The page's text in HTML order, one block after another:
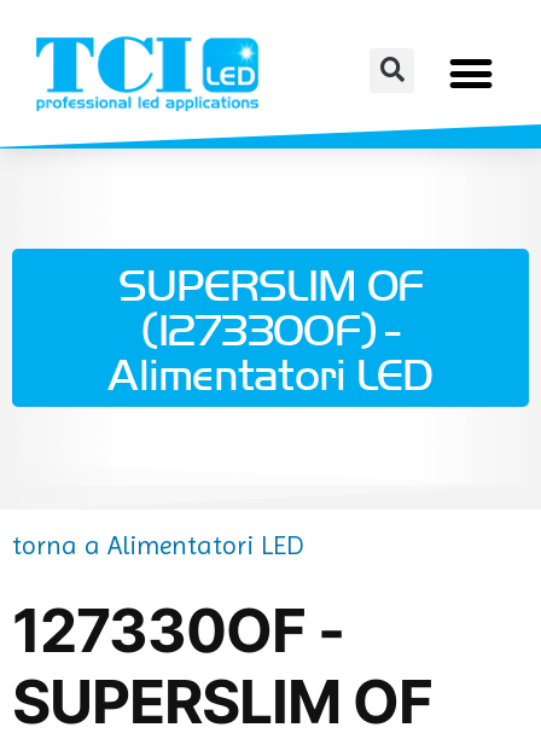
SUPERSLIM OF
(127330OF) -
Alimentatori LED
torna a Alimentatori LED
127330OF -
SUPERSLIM OF